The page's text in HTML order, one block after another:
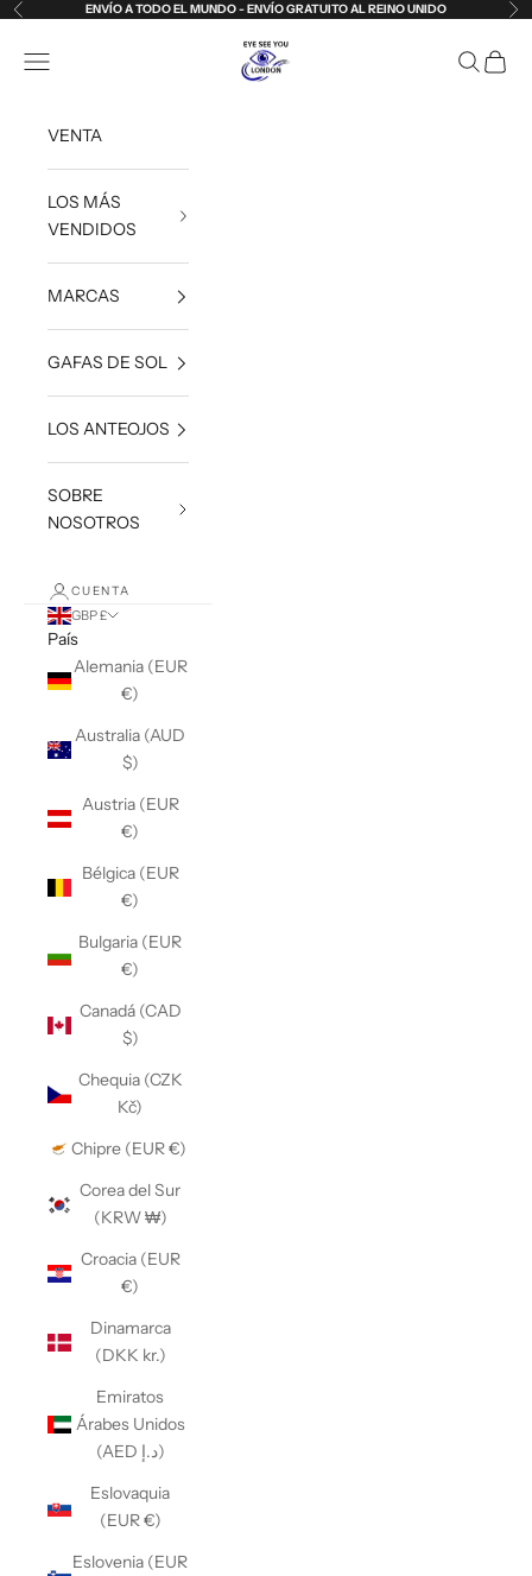
Ir al contenido
Anterior ENVÍO A TODO EL MUNDO - ENVÍO GRATUITO AL REINO UNIDO
Eye See You London
Abrir menú de navegación AbrirAbrir
VENTA
LOS MÁS
VENDIDOS
MARCAS
GAFAS DE SOL
LOS ANTEOJOS
SOBRE
NOSOTROS
CUENTA
GBP £
País
Alemania (EUR
€)
Australia (AUD
$)
Austria (EUR
€)
Bélgica (EUR
€)
Bulgaria (EUR
€)
Canadá (CAD
$)
Chequia (CZK
Kč)
Chipre (EUR €)
Corea del Sur
(KRW ₩)
Croacia (EUR
€)
Dinamarca
(DKK kr.)
Emiratos
Árabes Unidos
(AED د.إ)
Eslovaquia
(EUR €)
Eslovenia (EUR